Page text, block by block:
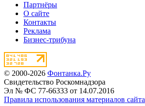
Партнёры
О сайте
Контакты
Реклама
Бизнес-трибуна
© 2000-2026 Фонтанка.Ру
Свидетельство Роскомнадзора
Эл № ФС 77-66333 от 14.07.2016
Правила использования материалов сайта